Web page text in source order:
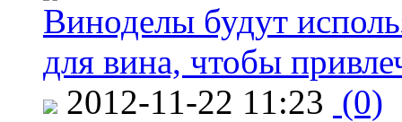
Виноделы будут
для вина, чтобы
2012-11-22 11:23 (0)